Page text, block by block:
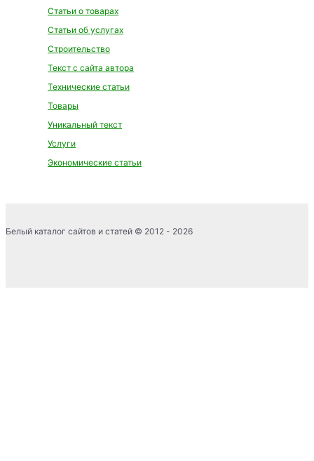
Статьи о товарах
Статьи об услугах
Строительство
Текст с сайта автора
Технические статьи
Товары
Уникальный текст
Услуги
Экономические статьи
Белый каталог сайтов и статей © 2012 - 2026